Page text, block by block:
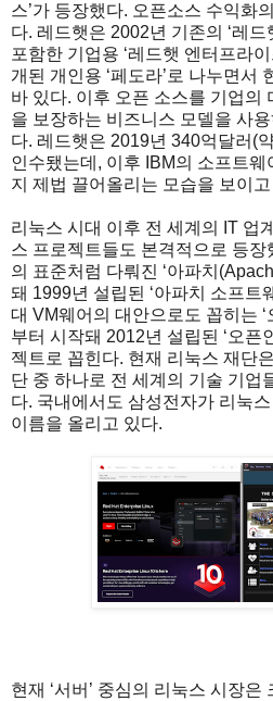
스’가 등장했다. 오픈소스 수익화
다. 레드햇은 2002년 기존의 ‘레드
포함한 기업용 ‘레드햇 엔터프라
개된 개인용 ‘페도라’로 나누면서
바 있다. 이후 오픈 소스를 기업의
을 보장하는 비즈니스 모델을 사
다. 레드햇은 2019년 340억달러(
인수됐는데, 이후 IBM의 소프트
지 제법 끌어올리는 모습을 보이
리눅스 시대 이후 전 세계의 IT 업
스 프로젝트들도 본격적으로 등장
의 표준처럼 다뤄진 ‘아파치
돼 1999년 설립된 ‘아파치 소프트
대 VM웨어의 대안으로도 꼽히는 ‘
부터 시작돼 2012년 설립된 ‘오픈
젝트로 꼽힌다. 현재 리눅스 재단
단 중 하나로 전 세계의 기술 기업
다. 국내에서도 삼성전자가 리눅
이름을 올리고 있다.
현재 ‘서버’ 중심의 리눅스 시장은